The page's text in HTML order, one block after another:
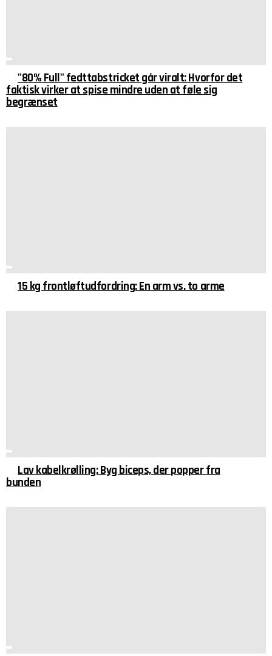
"80% Full" fedttabstricket går viralt: Hvorfor det
faktisk virker at spise mindre uden at føle sig
begrænset
15 kg frontløftudfordring: En arm vs. to arme
Lav kabelkrølling: Byg biceps, der popper fra
bunden